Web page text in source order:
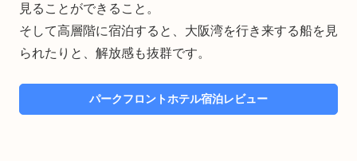
見ることができること。
そして高層階に宿泊すると、大阪湾を行き来する船を見
られたりと、解放感も抜群です。
パークフロントホテル宿泊レビュー